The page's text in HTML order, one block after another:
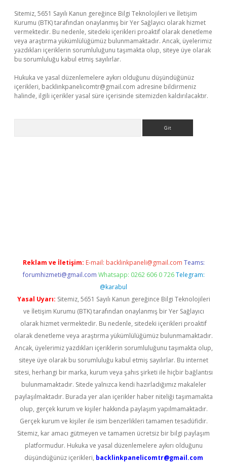
Sitemiz, 5651 Sayılı Kanun gereğince Bilgi Teknolojileri ve İletişim
Kurumu (BTK) tarafından onaylanmış bir Yer Sağlayıcı olarak hizmet
vermektedir. Bu nedenle, sitedeki içerikleri proaktif olarak denetleme
veya araştırma yükümlülüğümüz bulunmamaktadır. Ancak, üyelerimiz
yazdıkları içeriklerin sorumluluğunu taşımakta olup, siteye üye olarak
bu sorumluluğu kabul etmiş sayılırlar.
Hukuka ve yasal düzenlemelere aykırı olduğunu düşündüğünüz
içerikleri, backlinkpanelicomtr@gmail.com adresine bildirmeniz
halinde, ilgili içerikler yasal süre içerisinde sitemizden kaldırılacaktır.
Reklam ve İletişim: E-mail: backlinkpaneli@gmail.com Teams:
forumhizmeti@gmail.com Whatsapp: 0262 606 0 726 Telegram:
@karabul
Yasal Uyarı: Sitemiz, 5651 Sayılı Kanun gereğince Bilgi Teknolojileri
ve İletişim Kurumu (BTK) tarafından onaylanmış bir Yer Sağlayıcı
olarak hizmet vermektedir. Bu nedenle, sitedeki içerikleri proaktif
olarak denetleme veya araştırma yükümlülüğümüz bulunmamaktadır.
Ancak, üyelerimiz yazdıkları içeriklerin sorumluluğunu taşımakta olup,
siteye üye olarak bu sorumluluğu kabul etmiş sayılırlar. Bu internet
sitesi, herhangi bir marka, kurum veya şahıs şirketi ile hiçbir bağlantısı
bulunmamaktadır. Sitede yalnızca kendi hazırladığımız makaleler
paylaşılmaktadır. Burada yer alan içerikler haber niteliği taşımamakta
olup, gerçek kurum ve kişiler hakkında paylaşım yapılmamaktadır.
Gerçek kurum ve kişiler ile isim benzerlikleri tamamen tesadüfidir.
Sitemiz, kar amacı gütmeyen ve tamamen ücretsiz bir bilgi paylaşım
platformudur. Hukuka ve yasal düzenlemelere aykırı olduğunu
düşündüğünüz içerikleri, backlinkpanelicomtr@gmail.com